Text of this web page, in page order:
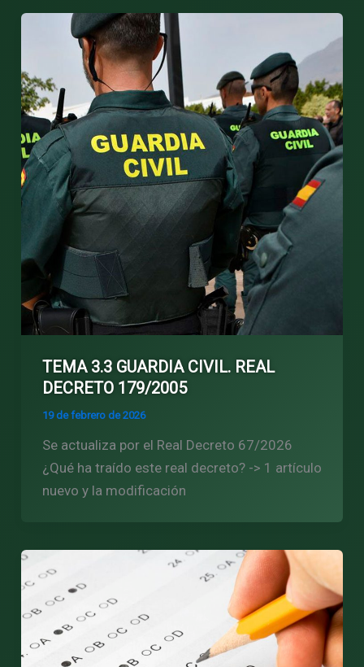
TEMA 3.3 GUARDIA CIVIL. REAL
DECRETO 179/2005
19 de febrero de 2026
Se actualiza por el Real Decreto 67/2026
¿Qué ha traído este real decreto? -> 1 artículo
nuevo y la modificación